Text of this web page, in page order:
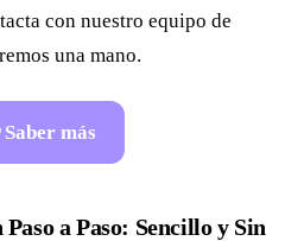
con nuestro equipo de
una mano.
Saber más
a Paso: Sencillo y Sin